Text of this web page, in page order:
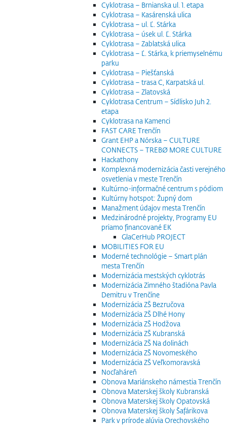
Cyklotrasa – Brnianska ul. 1. etapa
Cyklotrasa – Kasárenská ulica
Cyklotrasa – ul. Ľ. Stárka
Cyklotrasa – úsek ul. Ľ. Stárka
Cyklotrasa – Zablatská ulica
Cyklotrasa – Ľ. Stárka, k priemyselnému
parku
Cyklotrasa – Piešťanská
Cyklotrasa – trasa C, Karpatská ul.
Cyklotrasa – Zlatovská
Cyklotrasa Centrum – Sídlisko Juh 2.
etapa
Cyklotrasa na Kamenci
FAST CARE Trenčín
Grant EHP a Nórska – CULTURE
CONNECTS – TREBØ MORE CULTURE
Hackathony
Komplexná modernizácia časti verejného
osvetlenia v meste Trenčín
Kultúrno-informačné centrum s pódiom
Kultúrny hotspot: Župný dom
Manažment údajov mesta Trenčín
Medzinárodné projekty, Programy EU
priamo financované EK
GlaCerHub PROJECT
MOBILITIES FOR EU
Moderné technológie – Smart plán
mesta Trenčín
Modernizácia mestských cyklotrás
Modernizácia Zimného štadióna Pavla
Demitru v Trenčíne
Modernizácia ZŠ Bezručova
Modernizácia ZŠ Dlhé Hony
Modernizácia ZŠ Hodžova
Modernizácia ZŠ Kubranská
Modernizácia ZŠ Na dolinách
Modernizácia ZŠ Novomeského
Modernizácia ZŠ Veľkomoravská
Nocľaháreň
Obnova Mariánskeho námestia Trenčín
Obnova Materskej školy Kubranská
Obnova Materskej školy Opatovská
Obnova Materskej školy Šafárikova
Park v prírode alúvia Orechovského